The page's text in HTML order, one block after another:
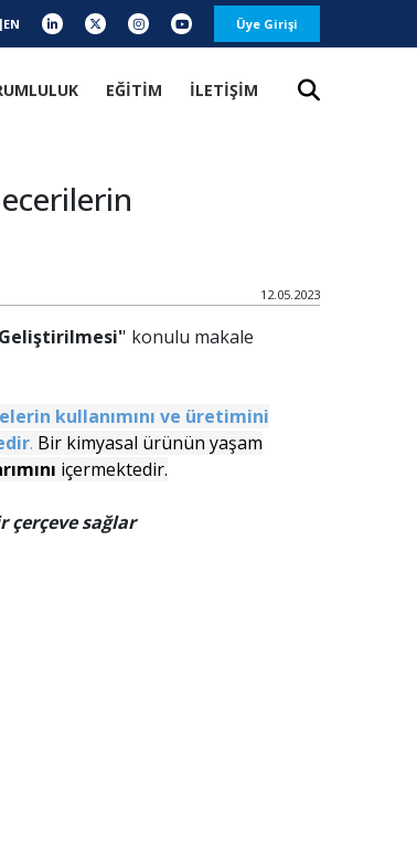
EN Üye Girişi
EĞİTİM İLETİŞİM
12.05.2023
Geliştirilmesi'' konulu makale
kullanımını ve üretimini
. Bir kimyasal ürünün yaşam
içermektedir.
sağlar